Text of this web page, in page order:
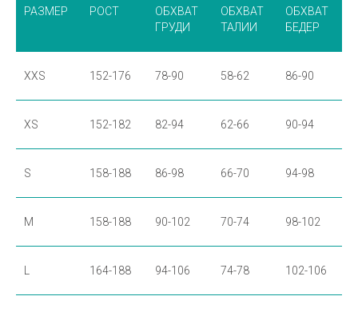
РАЗМЕР РОСТ
ОБХВАТ
ГРУДИ
ОБХВАТ
ТАЛИИ
ОБХВАТ
БЕДЕР
XXS 152-176 78-90 58-62 86-90
XS 152-182 82-94 62-66 90-94
S 158-188 86-98 66-70 94-98
M 158-188 90-102 70-74 98-102
L 164-188 94-106 74-78 102-106